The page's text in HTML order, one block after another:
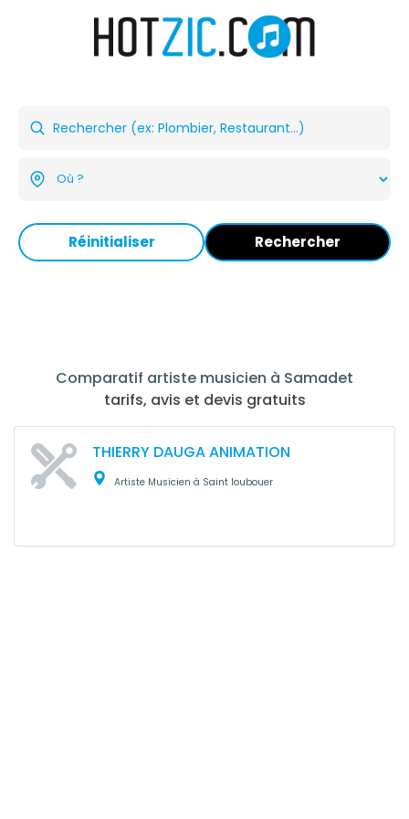
Réinitialiser Rechercher
Comparatif artiste musicien à Samadet
tarifs, avis et devis gratuits
THIERRY DAUGA ANIMATION
Artiste Musicien à Saint loubouer